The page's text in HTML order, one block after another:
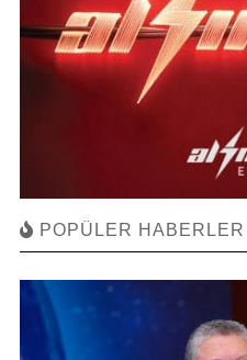
POPÜLER HABERLER